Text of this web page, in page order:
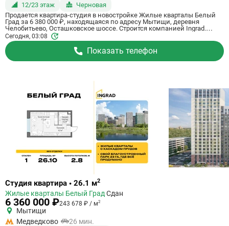
12/23 этаж
Черновая
Продается квартира-студия в новостройке Жилые кварталы Белый
Град за 6 380 000 ₽, находящаяся по адресу Мытищи, деревня
Челобитьево, Осташковское шоссе. Строится компанией Ingrad.
Квартира сдается в 3 квартале 2026 года с черновой отделкой, в 26
минутах на машине от станции метрополитена Медведково. Общая
площадь квартиры - 22.5 кв. м. Этаж 12 из 23. ID квартиры на
СтройкиРУ 759033, назовите его когда будете звонить.
Сегодня, 03:08
Показать телефон
Ссылка
квартиру
Студия квартира • 26.1 м2
Жилые кварталы Белый Град Сдан
6 360 000 ₽243 678 ₽ / м2
Мытищи
Медведково
26 мин.